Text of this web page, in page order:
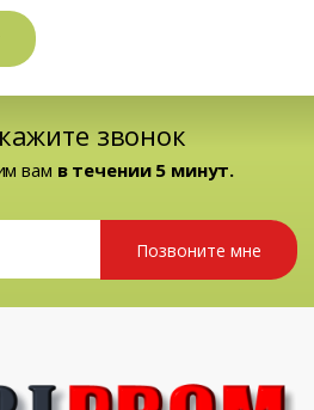
звонок
вам в течении 5 минут.
Позвоните мне